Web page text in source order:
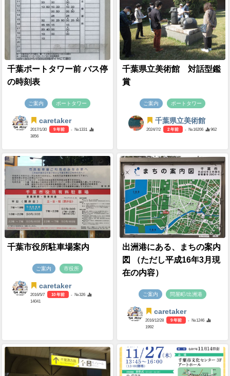
千葉ポートタワー前 バス停
の時刻表
ご案内 ポートタワー
caretaker
2017/1/30 9 年前
- №1331
3856
千葉県立美術館 対話型鑑
賞
ご案内 ポートタワー
千葉県立美術館
2024/7/2 2 年前 - №16206 962
千葉市役所駐車場案内
ご案内 市役所
caretaker
2016/5/7 10 年前
- №326
14041
出洲港にある、まちの案内
図 （ただし平成16年3月現
在の内容）
ご案内 問屋町/出洲港
caretaker
2016/12/28 9 年前
- №1246
1992